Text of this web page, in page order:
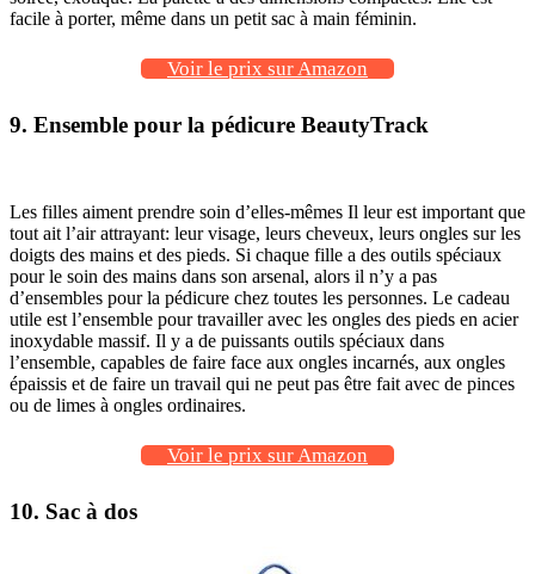
facile à porter, même dans un petit sac à main féminin.
Voir le prix sur Amazon
9. Ensemble pour la pédicure BeautyTrack
Les filles aiment prendre soin d’elles-mêmes Il leur est important que
tout ait l’air attrayant: leur visage, leurs cheveux, leurs ongles sur les
doigts des mains et des pieds. Si chaque fille a des outils spéciaux
pour le soin des mains dans son arsenal, alors il n’y a pas
d’ensembles pour la pédicure chez toutes les personnes. Le cadeau
utile est l’ensemble pour travailler avec les ongles des pieds en acier
inoxydable massif. Il y a de puissants outils spéciaux dans
l’ensemble, capables de faire face aux ongles incarnés, aux ongles
épaissis et de faire un travail qui ne peut pas être fait avec de pinces
ou de limes à ongles ordinaires.
Voir le prix sur Amazon
10. Sac à dos